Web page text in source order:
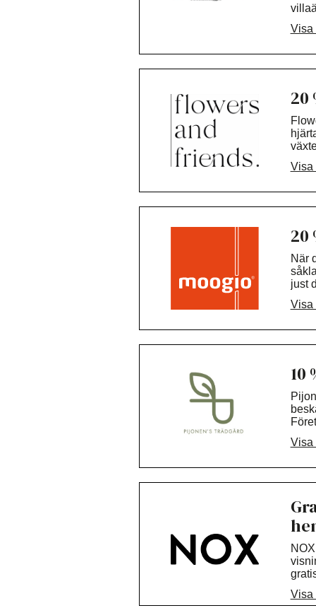
Med
Visa
20
Visa
20
När
just
Visa
10
Visa
500
Visa